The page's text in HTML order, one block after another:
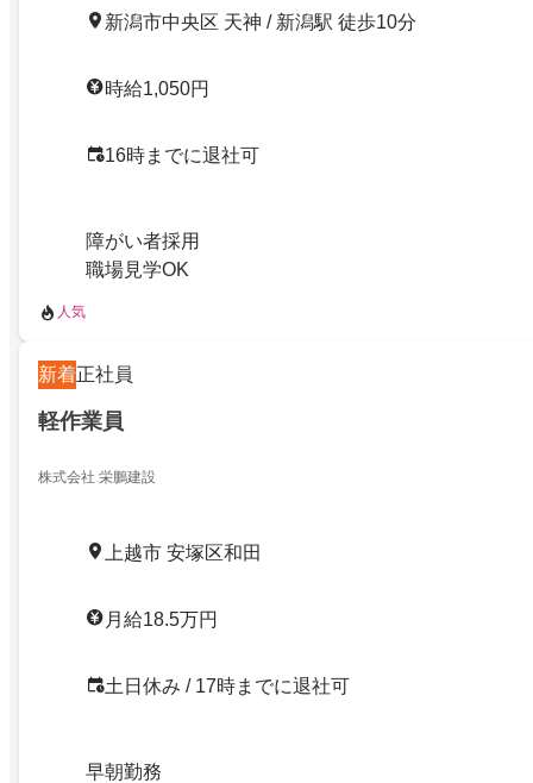
新潟市中央区 天神 / 新潟駅 徒歩10分
時給1,050円
16時までに退社可
障がい者採用
職場見学OK
人気
新着正社員
軽作業員
株式会社 栄鵬建設
上越市 安塚区和田
月給18.5万円
土日休み / 17時までに退社可
早朝勤務